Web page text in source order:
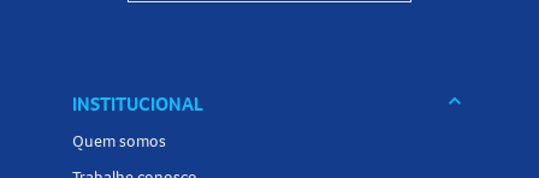
INSTITUCIONAL keyboard_arrow_down
Quem somos